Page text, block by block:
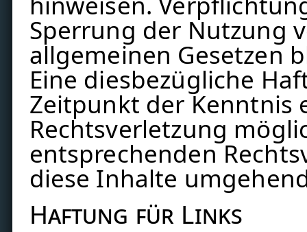
Sperrung der Nutzung
allgemeinen Gesetzen
Eine diesbezügliche
Zeitpunkt der Kenntnis
Rechtsverletzung
entsprechenden
diese Inhalte
Haftung für Links